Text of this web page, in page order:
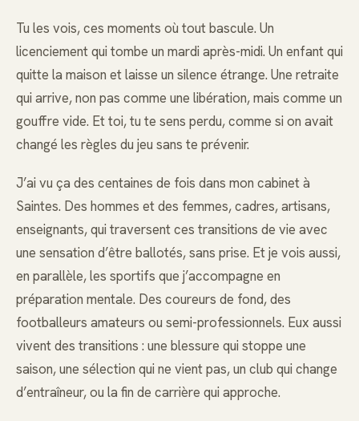
Tu les vois, ces moments où tout bascule. Un
licenciement qui tombe un mardi après-midi. Un enfant qui
quitte la maison et laisse un silence étrange. Une retraite
qui arrive, non pas comme une libération, mais comme un
gouffre vide. Et toi, tu te sens perdu, comme si on avait
changé les règles du jeu sans te prévenir.
J’ai vu ça des centaines de fois dans mon cabinet à
Saintes. Des hommes et des femmes, cadres, artisans,
enseignants, qui traversent ces transitions de vie avec
une sensation d’être ballotés, sans prise. Et je vois aussi,
en parallèle, les sportifs que j’accompagne en
préparation mentale. Des coureurs de fond, des
footballeurs amateurs ou semi-professionnels. Eux aussi
vivent des transitions : une blessure qui stoppe une
saison, une sélection qui ne vient pas, un club qui change
d’entraîneur, ou la fin de carrière qui approche.